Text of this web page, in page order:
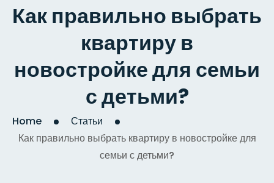
Как правильно выбрать
квартиру в
новостройке для семьи
с детьми?
Home
Статьи
Как правильно выбрать квартиру в новостройке для
семьи с детьми?